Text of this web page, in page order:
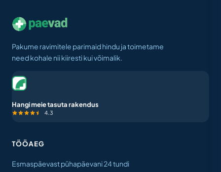
Pakume ravimitele parimaid hindu ja toimetame
need kohale nii kiiresti kui võimalik.
Hangi meie tasuta rakendus
4.3
TÖÖAEG
Esmaspäevast pühapäevani 24 tundi